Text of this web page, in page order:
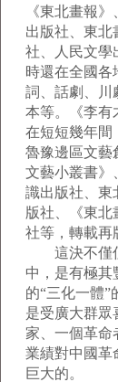
《東北畫報
出版社、東北
社、人民文學
時還在全國各
詞、話劇、川
本等。《李有
在短短幾年間
魯豫邊區文藝
文藝小叢書》
識出版社、東
版社、《東北
社等，轉載再
這決不僅僅
中，是有極其
的“三化一體”
是受廣大群眾
家、一個革命
業績對中國革
巨大的。